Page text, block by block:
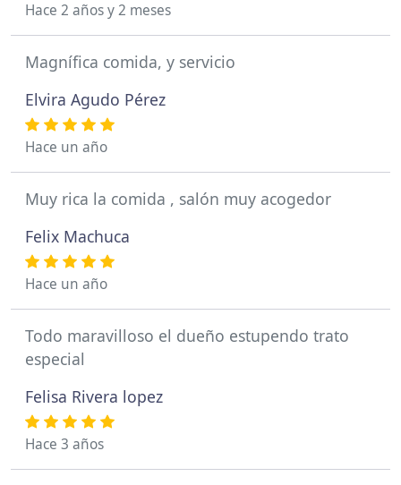
Hace 2 años y 2 meses
Magnífica comida, y servicio
Elvira Agudo Pérez
Hace un año
Muy rica la comida , salón muy acogedor
Felix Machuca
Hace un año
Todo maravilloso el dueño estupendo trato
especial
Felisa Rivera lopez
Hace 3 años